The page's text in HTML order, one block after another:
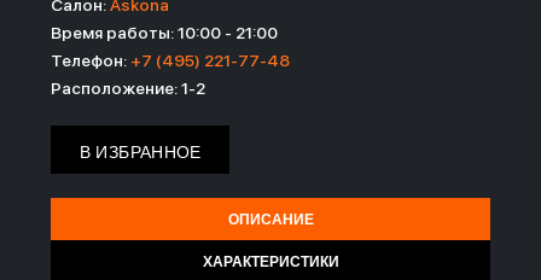
Салон:Askona
Время работы: 10:00 - 21:00
Телефон: ‎+7 (495) 221-77-48
Расположение: 1-2
В ИЗБРАННОЕ
ОПИСАНИЕ
ХАРАКТЕРИСТИКИ